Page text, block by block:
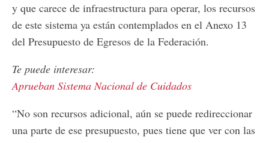
y que carece de infraestructura para operar, los recursos
de este sistema ya están contemplados en el Anexo 13
del Presupuesto de Egresos de la Federación.
Te puede interesar:
Aprueban Sistema Nacional de Cuidados
“No son recursos adicional, aún se puede redireccionar
una parte de ese presupuesto, pues tiene que ver con las